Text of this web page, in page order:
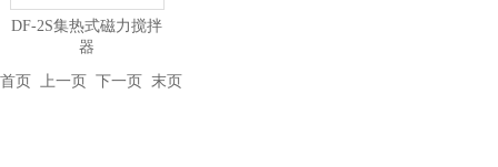
DF-2S集热式磁力搅拌
器
首页 上一页 下一页 末页